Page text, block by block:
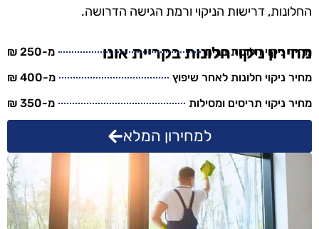
החלונות, דרישות הניקוי ורמת הגישה הדרושה.
מחירון ניקוי חלונות בקריית אונו
מחיר ניקוי חלונות בבית
מ-250 ₪
מחיר ניקוי חלונות לאחר שיפוץ
מ-400 ₪
מחיר ניקוי תריסים ומסילות
מ-350 ₪
למחירון המלא